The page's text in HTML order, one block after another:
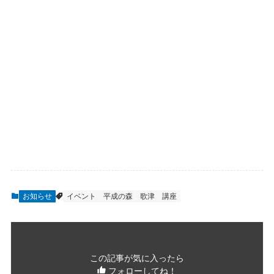
お知らせ イベント 平成の森 歌津 講座
この記事が気に入ったら
フォローしてね！